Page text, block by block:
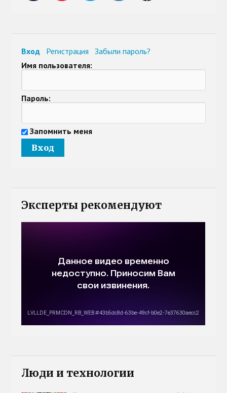
Вход Регистрация
Забыли пароль?
Имя пользователя:
Пароль:
Запомнить меня
Эксперты рекомендуют
Люди и технологии